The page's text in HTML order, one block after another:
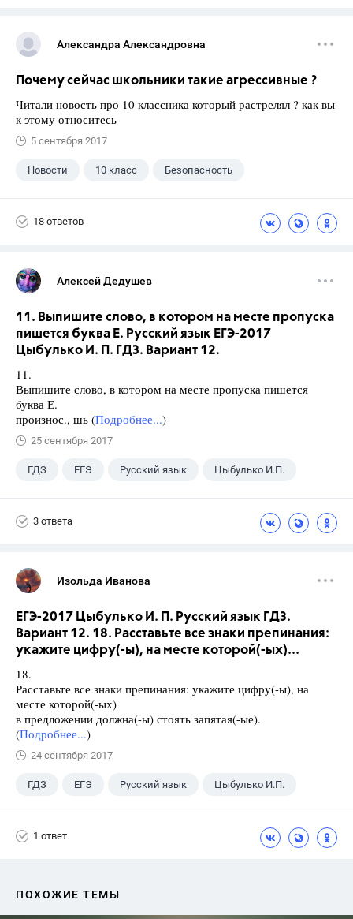
Александра Александровна
Почему сейчас школьники такие агрессивные ?
Читали новость про 10 классника который растрелял ? как вы
к этому относитесь
5 сентября 2017
Новости 10 класс Безопасность
18 ответов
Алексей Дедушев
11. Выпишите слово, в котором на месте пропуска
пишется буква Е. Русский язык ЕГЭ-2017
Цыбулько И. П. ГДЗ. Вариант 12.
11.
Выпишите слово, в котором на месте пропуска пишется
буква Е.
произнос., шь (Подробнее...)
25 сентября 2017
ГДЗ ЕГЭ Русский язык Цыбулько И.П.
3 ответа
Изольда Иванова
ЕГЭ-2017 Цыбулько И. П. Русский язык ГДЗ.
Вариант 12. 18. Расставьте все знаки препинания:
укажите цифру(-ы), на месте которой(-ых)...
18.
Расставьте все знаки препинания: укажите цифру(-ы), на
месте которой(-ых)
в предложении должна(-ы) стоять запятая(-ые).
(Подробнее...)
24 сентября 2017
ГДЗ ЕГЭ Русский язык Цыбулько И.П.
1 ответ
ПОХОЖИЕ ТЕМЫ